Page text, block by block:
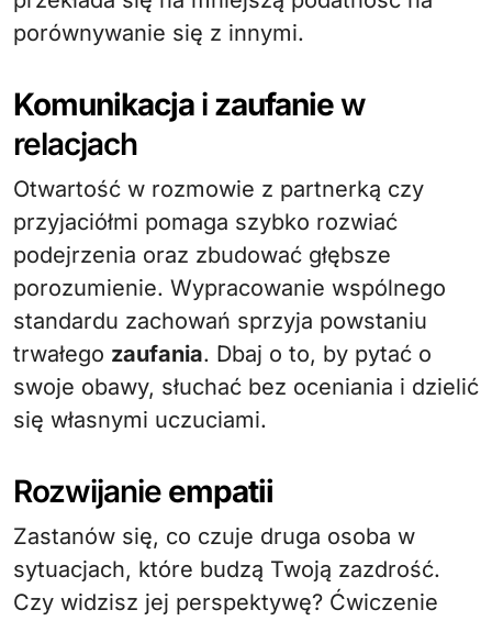
porównywanie się z innymi.
Komunikacjai zaufaniew
relacjach
Otwartość w rozmowie z partnerką czy
przyjaciółmi pomaga szybko rozwiać
podejrzenia oraz zbudować głębsze
porozumienie. Wypracowanie wspólnego
standardu zachowań sprzyja powstaniu
trwałego zaufania. Dbaj o to, by pytać o
swoje obawy, słuchać bez oceniania i dzielić
się własnymi uczuciami.
Rozwijanie empatii
Zastanów się, co czuje druga osoba w
sytuacjach, które budzą Twoją zazdrość.
Czy widzisz jej perspektywę? Ćwiczenie